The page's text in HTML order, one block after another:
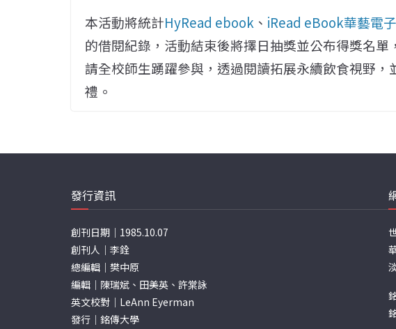
本活動將統計HyRead ebook 、 iRead eBook華藝電
的借閱紀錄，活動結束後將擇日抽獎並公布得獎名
請全校師生踴躍參與，透過閱讀拓展永續飲食視野
禮。
發行資訊
創刊日期｜1985.10.07
創刊人｜李銓
總編輯｜樊中原
編輯｜陳瑞斌、田美英、許棠詠
英文校對｜LeAnn Eyerman
發行｜銘傳大學